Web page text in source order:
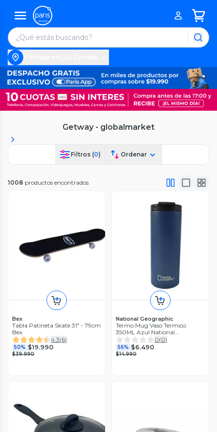
Getway - globalmarket
Filtros (0) Ordenar
1008 productos encontrados
Bex
Tabla Patineta Skate 31" - 79cm
Bex
4.3(6)
50% $19.990
$39.990
National Geographic
Termo Mug Vaso Termico
350ML Azul National
Geographic
0(0)
56% $6.490
$14.990